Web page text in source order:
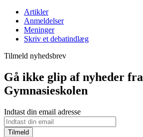
Artikler
Anmeldelser
Meninger
Skriv et debatindlæg
Tilmeld nyhedsbrev
Gå ikke glip af nyheder fra
Gymnasieskolen
Indtast din email adresse
Tilmeld